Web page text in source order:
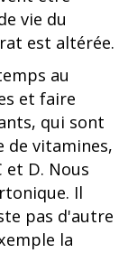
vie du
est altérée.
au
et faire
qui sont
de vitamines,
et D. Nous
Il
pas d'autre
la